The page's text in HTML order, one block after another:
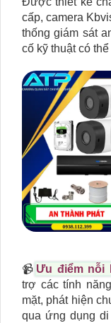
cấp, camera
thống giám sát
cố kỹ thuật có thể
📹 Ưu điểm nỗi
trợ các tính
mặt, phát hiện
qua ứng dụng